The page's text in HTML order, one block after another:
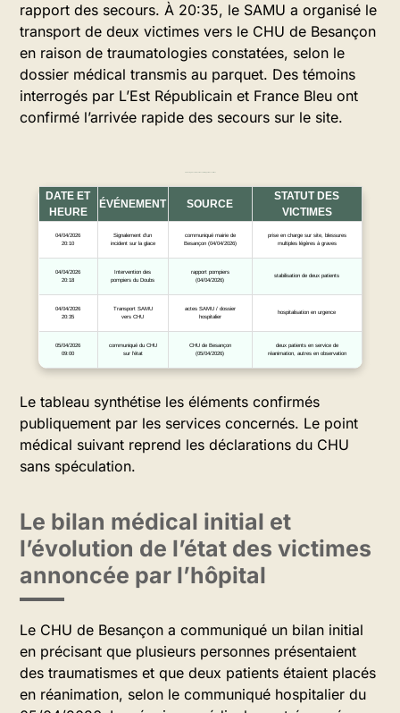
rapport des secours. À 20:35, le SAMU a organisé le
transport de deux victimes vers le CHU de Besançon
en raison de traumatologies constatées, selon le
dossier médical transmis au parquet. Des témoins
interrogés par L’Est Républicain et France Bleu ont
confirmé l’arrivée rapide des secours sur le site.
DATE ET
HEURE
ÉVÉNEMENT SOURCE
STATUT DES
VICTIMES
04/04/2026
20:10
Signalement d’un
incident sur la glace
communiqué mairie de
Besançon (04/04/2026)
prise en charge sur site, blessures
multiples légères à graves
04/04/2026
20:18
Intervention des
pompiers du Doubs
rapport pompiers
(04/04/2026)
stabilisation de deux patients
04/04/2026
20:35
Transport SAMU
vers CHU
actes SAMU / dossier
hospitalier
hospitalisation en urgence
05/04/2026
09:00
communiqué du CHU
sur l’état
CHU de Besançon
(05/04/2026)
deux patients en service de
réanimation, autres en observation
Le tableau synthétise les éléments confirmés
publiquement par les services concernés. Le point
médical suivant reprend les déclarations du CHU
sans spéculation.
Le bilan médical initial et
l’évolution de l’état des victimes
annoncée par l’hôpital
Le CHU de Besançon a communiqué un bilan initial
en précisant que plusieurs personnes présentaient
des traumatismes et que deux patients étaient placés
en réanimation, selon le communiqué hospitalier du